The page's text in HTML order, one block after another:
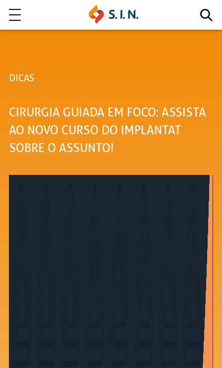
Nossas Soluções
EXPLORE NOSSAS SOLUÇÕES
LITE
DICAS
CIRURGIA GUIADA EM FOCO: ASSISTA
AO NOVO CURSO DO IMPLANTAT
SOBRE O ASSUNTO!